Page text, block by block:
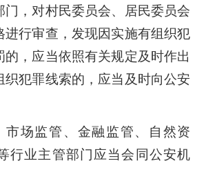
门，对村民委员会、居民委员会
进行审查，发现因实施有组织犯
的，应当依照有关规定及时作出
织犯罪线索的，应当及时向公安
场监管、金融监管、自然资
行业主管部门应当会同公安机